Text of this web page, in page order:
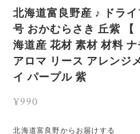
北海道富良野産 ♪ ドラ
号 おかむらさき 丘紫 【
海道産 花材 素材 材料
アロマ リース アレンジ
イ パープル 紫
¥990
北海道富良野からお届けする